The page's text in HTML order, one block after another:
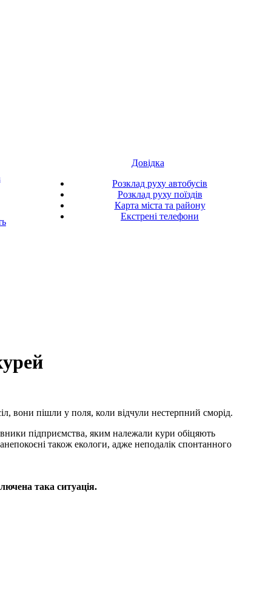
Довідка
Розклад руху автобусів
Розклад руху поїздів
Карта міста та району
Екстрені телефони
вони пішли у поля, коли відчули нестерпний сморід.
підприємства, яким належали кури обіцяють
також екологи, адже неподалік спонтанного
така ситуація.